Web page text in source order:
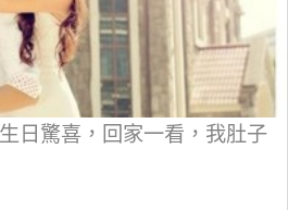
日驚喜，回家一看，我肚子